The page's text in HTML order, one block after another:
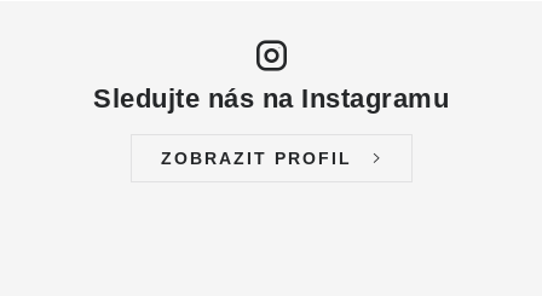
Sledujte nás na Instagramu
ZOBRAZIT PROFIL